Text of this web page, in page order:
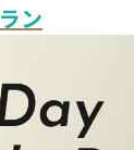
ン